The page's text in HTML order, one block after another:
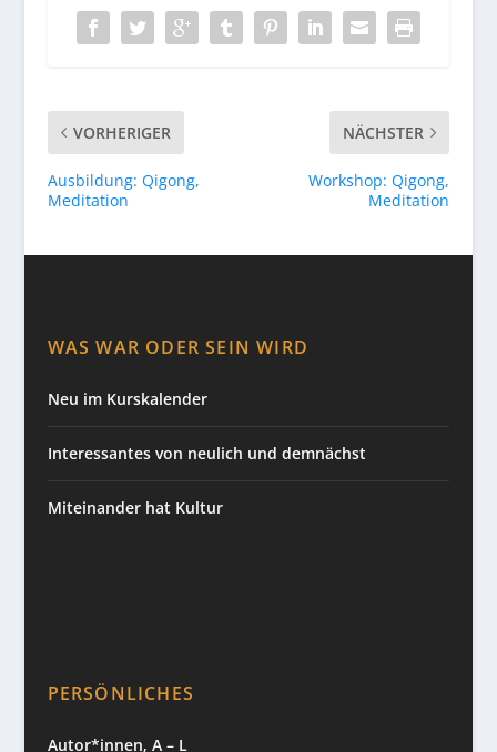
VORHERIGER
Ausbildung: Qigong,
Meditation
NÄCHSTER
Workshop: Qigong,
Meditation
WAS WAR ODER SEIN WIRD
Neu im Kurskalender
Interessantes von neulich und demnächst
Miteinander hat Kultur
PERSÖNLICHES
Autor*innen, A – L